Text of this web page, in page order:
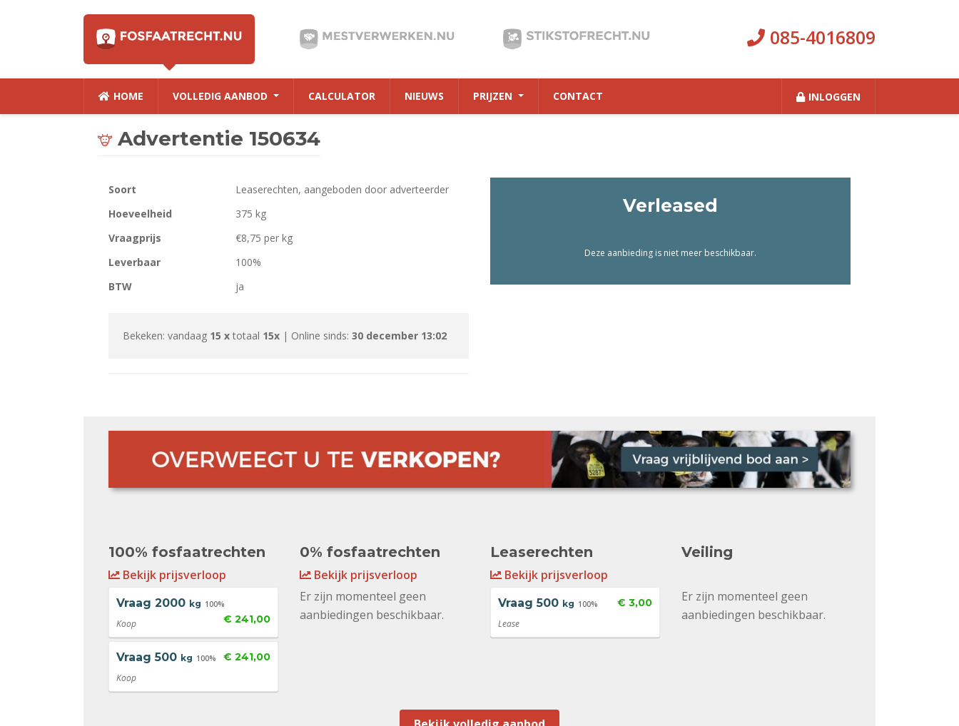
085-4016809
HOME VOLLEDIG AANBOD CALCULATOR NIEUWS PRIJZEN CONTACT INLOGGEN
Advertentie 150634
Soort
Leaserechten, aangeboden door adverteerder
Hoeveelheid
375 kg
Vraagprijs
€8,75 per kg
Leverbaar
100%
BTW
ja
Bekeken: vandaag 15 x totaal 15x | Online sinds: 30 december 13:02
Verleased
Deze aanbieding is niet meer beschikbaar.
100% fosfaatrechten
Bekijk prijsverloop
Vraag 2000 kg 100%
€ 241,00
Koop
Vraag 500 kg 100% € 241,00
Koop
0% fosfaatrechten
Bekijk prijsverloop
Er zijn momenteel geen
aanbiedingen beschikbaar.
Leaserechten
Bekijk prijsverloop
Vraag 500 kg 100% € 3,00
Lease
Veiling
Er zijn momenteel geen
aanbiedingen beschikbaar.